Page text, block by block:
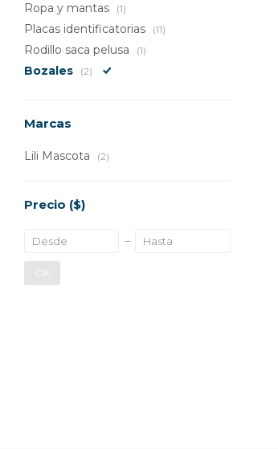
Ropa y mantas (1)
Placas identificatorias (11)
Rodillo saca pelusa (1)
Bozales (2)
Marcas
Lili Mascota (2)
Precio ($)
OK